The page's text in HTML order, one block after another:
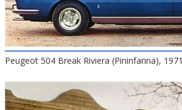
Peugeot 504 Break Riviera (Pininfarina), 1971